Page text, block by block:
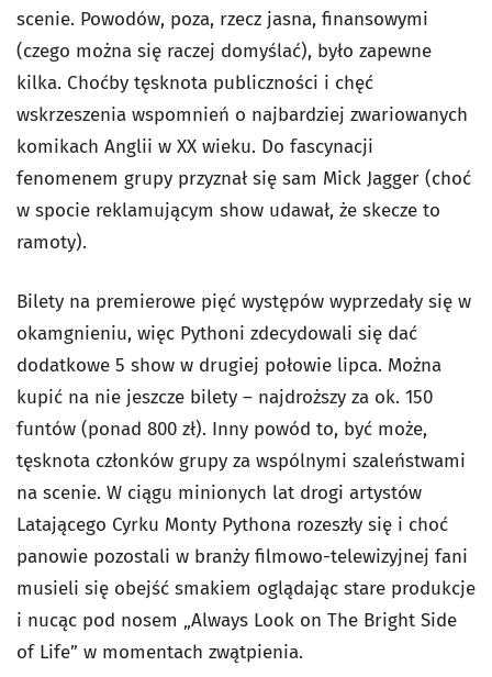
scenie. Powodów, poza, rzecz jasna, finansowymi
(czego można się raczej domyślać), było zapewne
kilka. Choćby tęsknota publiczności i chęć
wskrzeszenia wspomnień o najbardziej zwariowanych
komikach Anglii w XX wieku. Do fascynacji
fenomenem grupy przyznał się sam Mick Jagger (choć
w spocie reklamującym show udawał, że skecze to
ramoty).
Bilety na premierowe pięć występów wyprzedały się w
okamgnieniu, więc Pythoni zdecydowali się dać
dodatkowe 5 show w drugiej połowie lipca. Można
kupić na nie jeszcze bilety – najdroższy za ok. 150
funtów (ponad 800 zł). Inny powód to, być może,
tęsknota członków grupy za wspólnymi szaleństwami
na scenie. W ciągu minionych lat drogi artystów
Latającego Cyrku Monty Pythona rozeszły się i choć
panowie pozostali w branży filmowo-telewizyjnej fani
musieli się obejść smakiem oglądając stare produkcje
i nucąc pod nosem „Always Look on The Bright Side
of Life” w momentach zwątpienia.